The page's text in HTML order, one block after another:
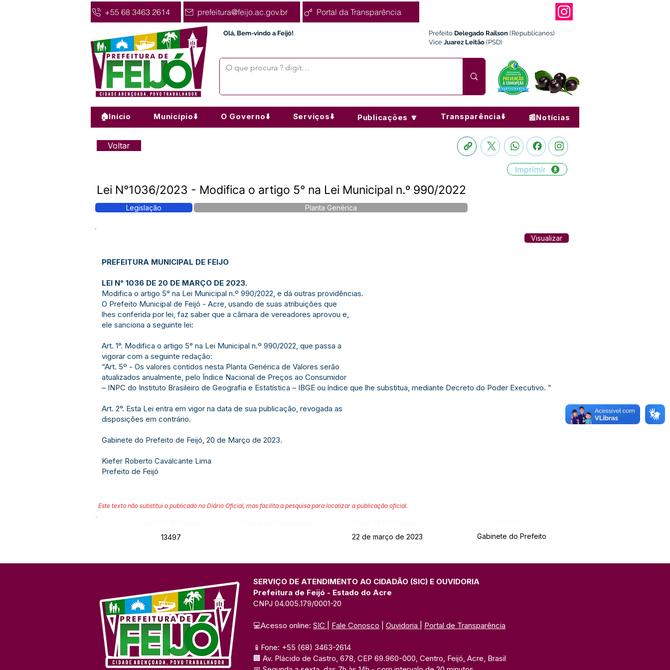
+55 68 3463 2614 prefeitura@feijo.ac.gov.br Portal da Transparência
Olá, Bem-vindo a Feijó! Prefeito Delegado Railson (Republicanos)
Vice Juarez Leitão (PSD)
🏠Início Município⬇️ O Governo⬇️ Serviços⬇️ Publicações 🔽 Transparência⬇️ 📰Notícias
Voltar
Imprimir
Lei N°1036/2023 - Modifica o artigo 5° na Lei Municipal n.º 990/2022
Legislação Planta Genérica
Visualizar
PREFEITURA MUNICIPAL DE FEIJO
LEI N° 1036 DE 20 DE MARÇO DE 2023.
Modifica o artigo 5° na Lei Municipal n.º 990/2022, e dá outras providências.
O Prefeito Municipal de Feijó - Acre, usando de suas atribuições que
lhes conferida por lei, faz saber que a câmara de vereadores aprovou e,
ele sanciona a seguinte lei:
Art. 1°. Modifica o artigo 5° na Lei Municipal n.º 990/2022, que passa a
vigorar com a seguinte redação:
“Art. 5º - Os valores contidos nesta Planta Genérica de Valores serão
atualizados anualmente, pelo Índice Nacional de Preços ao Consumidor
– INPC do Instituto Brasileiro de Geografia e Estatística – IBGE ou índice que lhe substitua, mediante Decreto do Poder Executivo. ”
Art. 2°. Esta Lei entra em vigor na data de sua publicação, revogada as
disposições em contrário.
Gabinete do Prefeito de Feijó, 20 de Março de 2023.
Kiefer Roberto Cavalcante Lima
Prefeito de Feijó
Este texto não substitui o publicado no Diário Oficial, mas facilita a pesquisa para localizar a publicação oficial.
13497
22 de março de 2023 Gabinete do Prefeito
SERVIÇO DE ATENDIMENTO AO CIDADÃO (SIC) E OUVIDORIA
Prefeitura de Feijó - Estado do Acre
CNPJ 04.005.179/0001-20
💻Acesso online: SIC Fale Conosco Ouvidoria Portal de Transparência
📱Fone: +55 (68) 3463-2614
🏢 Av. Plácido de Castro, 678, CEP 69.960-000, Centro, Feijó, Acre, Brasil